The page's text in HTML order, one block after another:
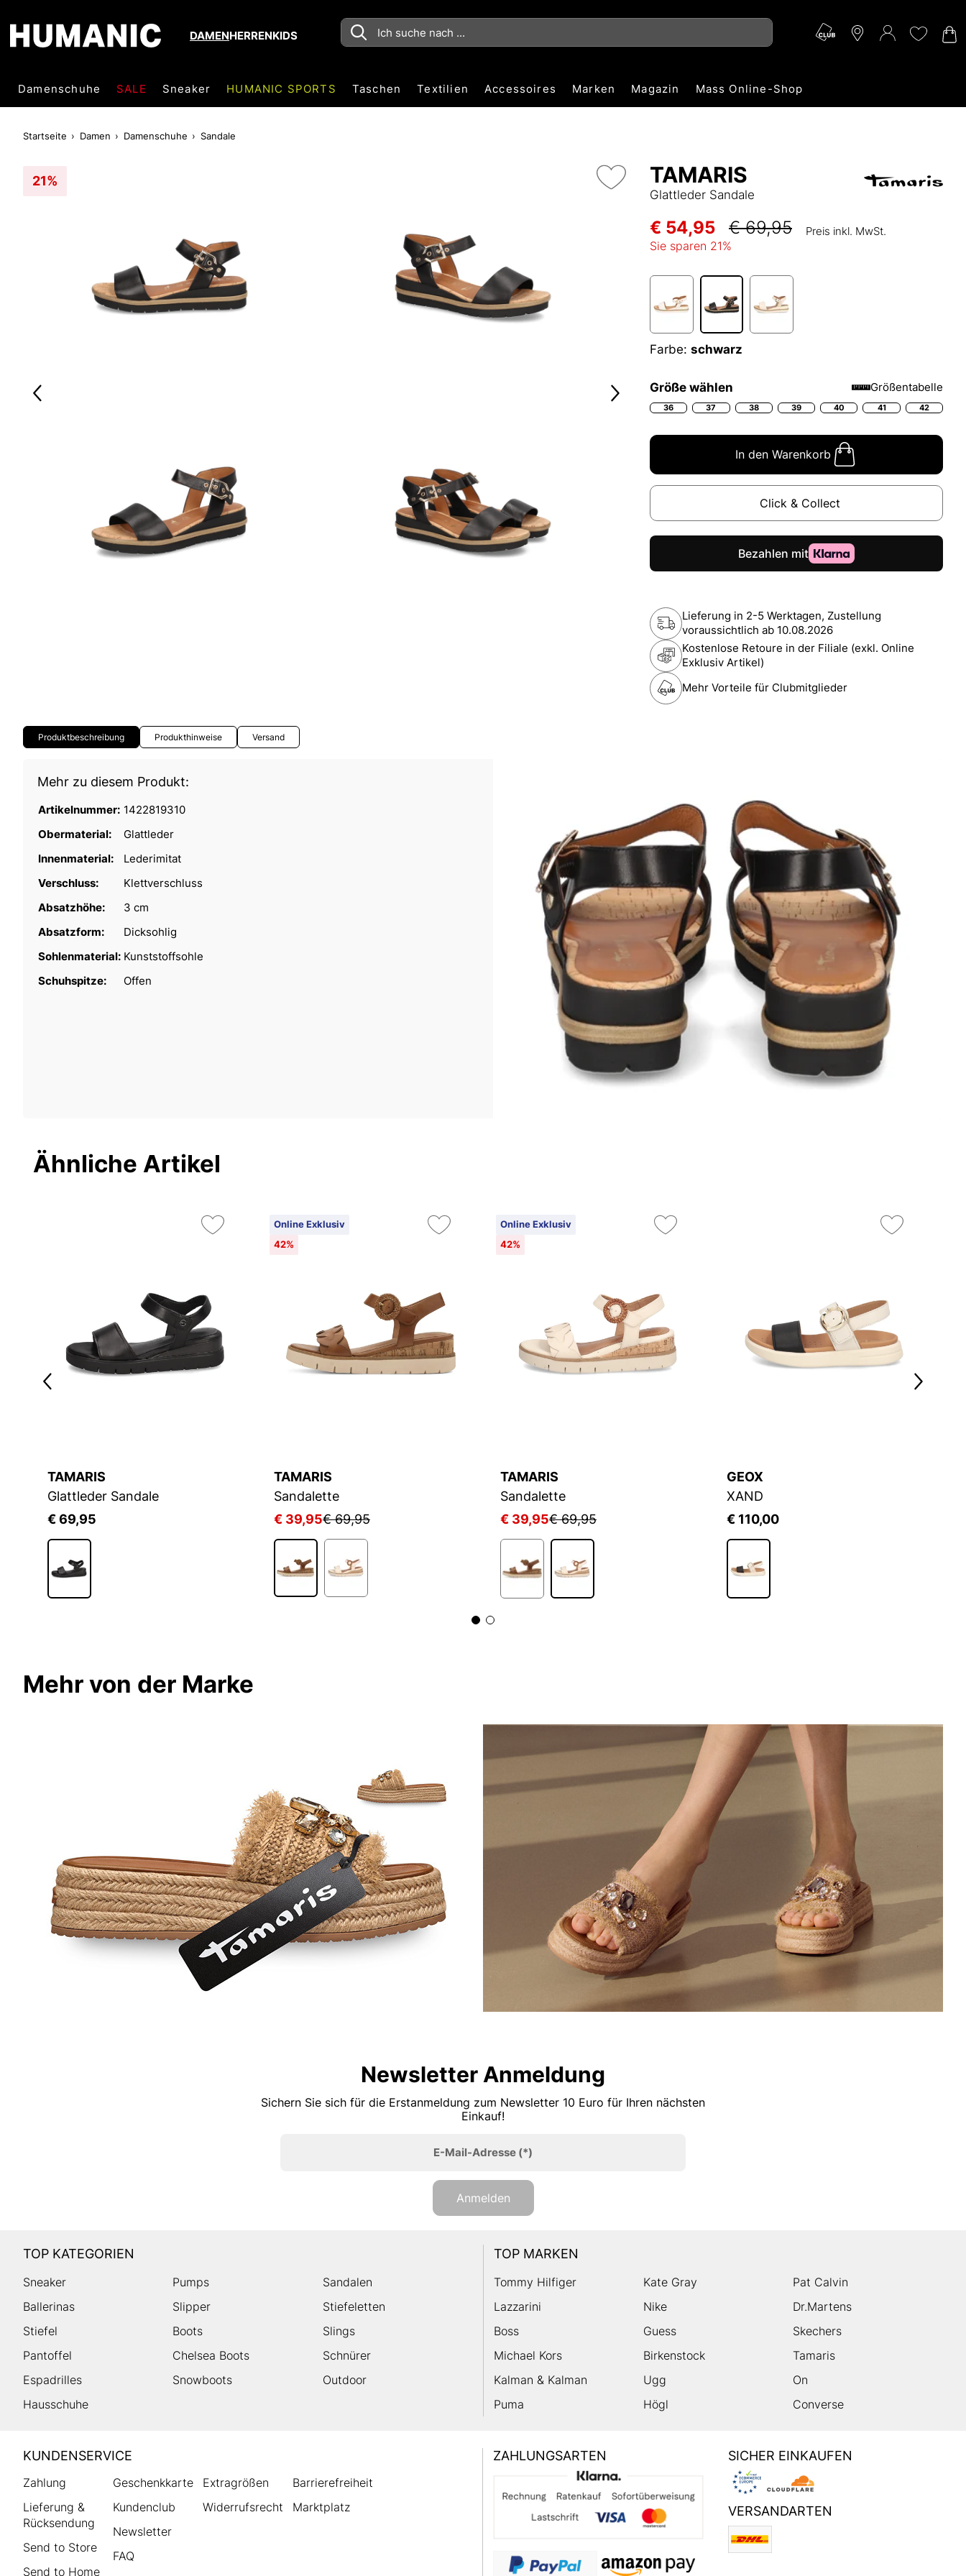
DAMENHERRENKIDS
Damenschuhe SALE Sneaker HUMANIC SPORTS Taschen Textilien Accessoires Marken Magazin Mass Online-Shop
Startseite Damen Damenschuhe Sandale
21% TAMARIS
Glattleder Sandale
€ 54,95 € 69,95 Preis inkl. MwSt.
Sie sparen 21%
Farbe: schwarz
Größe wählen Größentabelle
36 37 38 39 40 41 42
In den Warenkorb
Click & Collect
Lieferung in 2-5 Werktagen, Zustellung
voraussichtlich ab 10.08.2026
Kostenlose Retoure in der Filiale (exkl. Online
Exklusiv Artikel)
Mehr Vorteile für Clubmitglieder
Produktbeschreibung Produkthinweise Versand
Mehr zu diesem Produkt:
Artikelnummer: 1422819310
Obermaterial:
Glattleder
Innenmaterial:
Lederimitat
Verschluss:
Klettverschluss
Absatzhöhe:
3 cm
Absatzform:
Dicksohlig
Sohlenmaterial: Kunststoffsohle
Schuhspitze:
Offen
Ähnliche Artikel
TAMARIS
Glattleder Sandale
€ 69,95
Online Exklusiv
42%
TAMARIS
Sandalette
€ 39,95€ 69,95
Online Exklusiv
42%
TAMARIS
Sandalette
€ 39,95€ 69,95
GEOX
XAND
€ 110,00
Mehr von der Marke
Newsletter Anmeldung
Sichern Sie sich für die Erstanmeldung zum Newsletter 10 Euro für Ihren nächsten
Einkauf!
E-Mail-Adresse(*)
Anmelden
TOP KATEGORIEN
Sneaker Pumps
Sandalen
Ballerinas
Slipper
Stiefeletten
Stiefel
Boots
Slings
Pantoffel
Chelsea Boots
Schnürer
Espadrilles
Snowboots
Outdoor
Hausschuhe
TOP MARKEN
Tommy Hilfiger Kate Gray
Pat Calvin
Lazzarini
Nike
Dr.Martens
Boss
Guess
Skechers
Michael Kors
Birkenstock
Tamaris
Kalman & Kalman
Ugg
On
Puma
Högl Converse
HUMANIC
Footer
KUNDENSERVICE
Zahlung
Lieferung &
Rücksendung
Send to Store
Send to Home
Geschenkkarte
Kundenclub
Newsletter
FAQ
Extragrößen
Widerrufsrecht
Barrierefreiheit
Marktplatz
ZAHLUNGSARTEN SICHER EINKAUFEN
VERSANDARTEN